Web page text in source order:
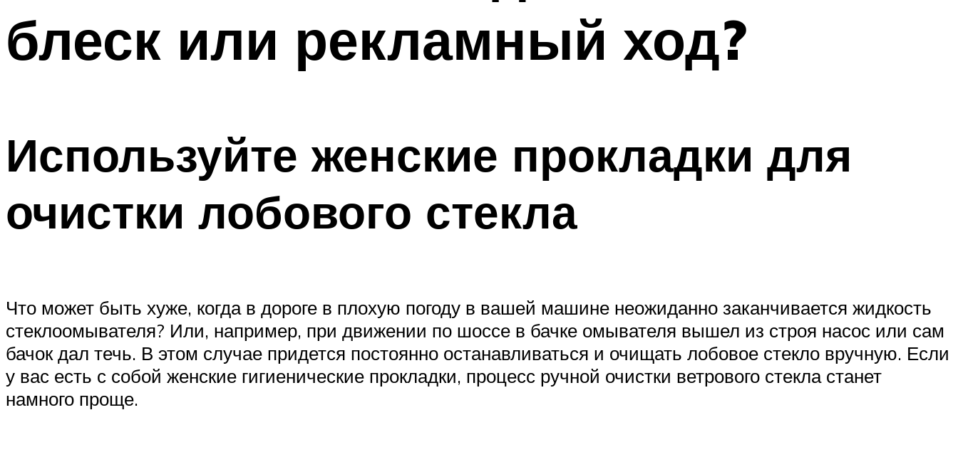
блеск или рекламный ход?
Используйте женские прокладки для
очистки лобового стекла
Что может быть хуже, когда в дороге в плохую погоду в вашей машине неожиданно заканчивается жидкость
стеклоомывателя? Или, например, при движении по шоссе в бачке омывателя вышел из строя насос или сам
бачок дал течь. В этом случае придется постоянно останавливаться и очищать лобовое стекло вручную. Если
у вас есть с собой женские гигиенические прокладки, процесс ручной очистки ветрового стекла станет
намного проще.